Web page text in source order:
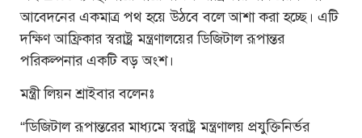
আবেদনের একমাত্র পথ হয়ে উঠবে বলে আশা করা হচ্ছে। এটি
দক্ষিণ আফ্রিকার স্বরাষ্ট্র মন্ত্রণালয়ের ডিজিটাল রূপান্তর
পরিকল্পনার একটি বড় অংশ।
মন্ত্রী লিয়ন শ্রাইবার বলেনঃ
“ডিজিটাল রূপান্তরের মাধ্যমে স্বরাষ্ট্র মন্ত্রণালয় প্রযুক্তিনির্ভর